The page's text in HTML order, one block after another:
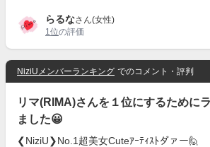
らるなさん(女性)
1位の評価
NiziUメンバーランキング でのコメント・評判
リマ(RIMA)さんを１位にするために
ました😀
❮NiziU❯No.1超美女Cuteｱｰﾃｨｽﾄダァー🙋